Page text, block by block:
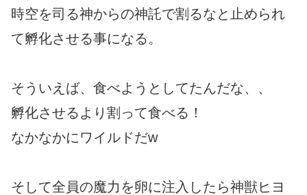
時空を司る神からの神託で割るなと止められ
て孵化させる事になる。
そういえば、食べようとしてたんだな、、
孵化させるより割って食べる！
なかなかにワイルドだw
そして全員の魔力を卵に注入したら神獣ヒヨ